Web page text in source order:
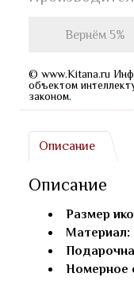
Вернём 5%
© www.Kitana.ru
объектом
законом.
Описание
Описание
Размер
Материал:
Номерное